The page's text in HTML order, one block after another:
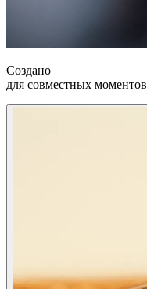
Создано
для совместных моментов